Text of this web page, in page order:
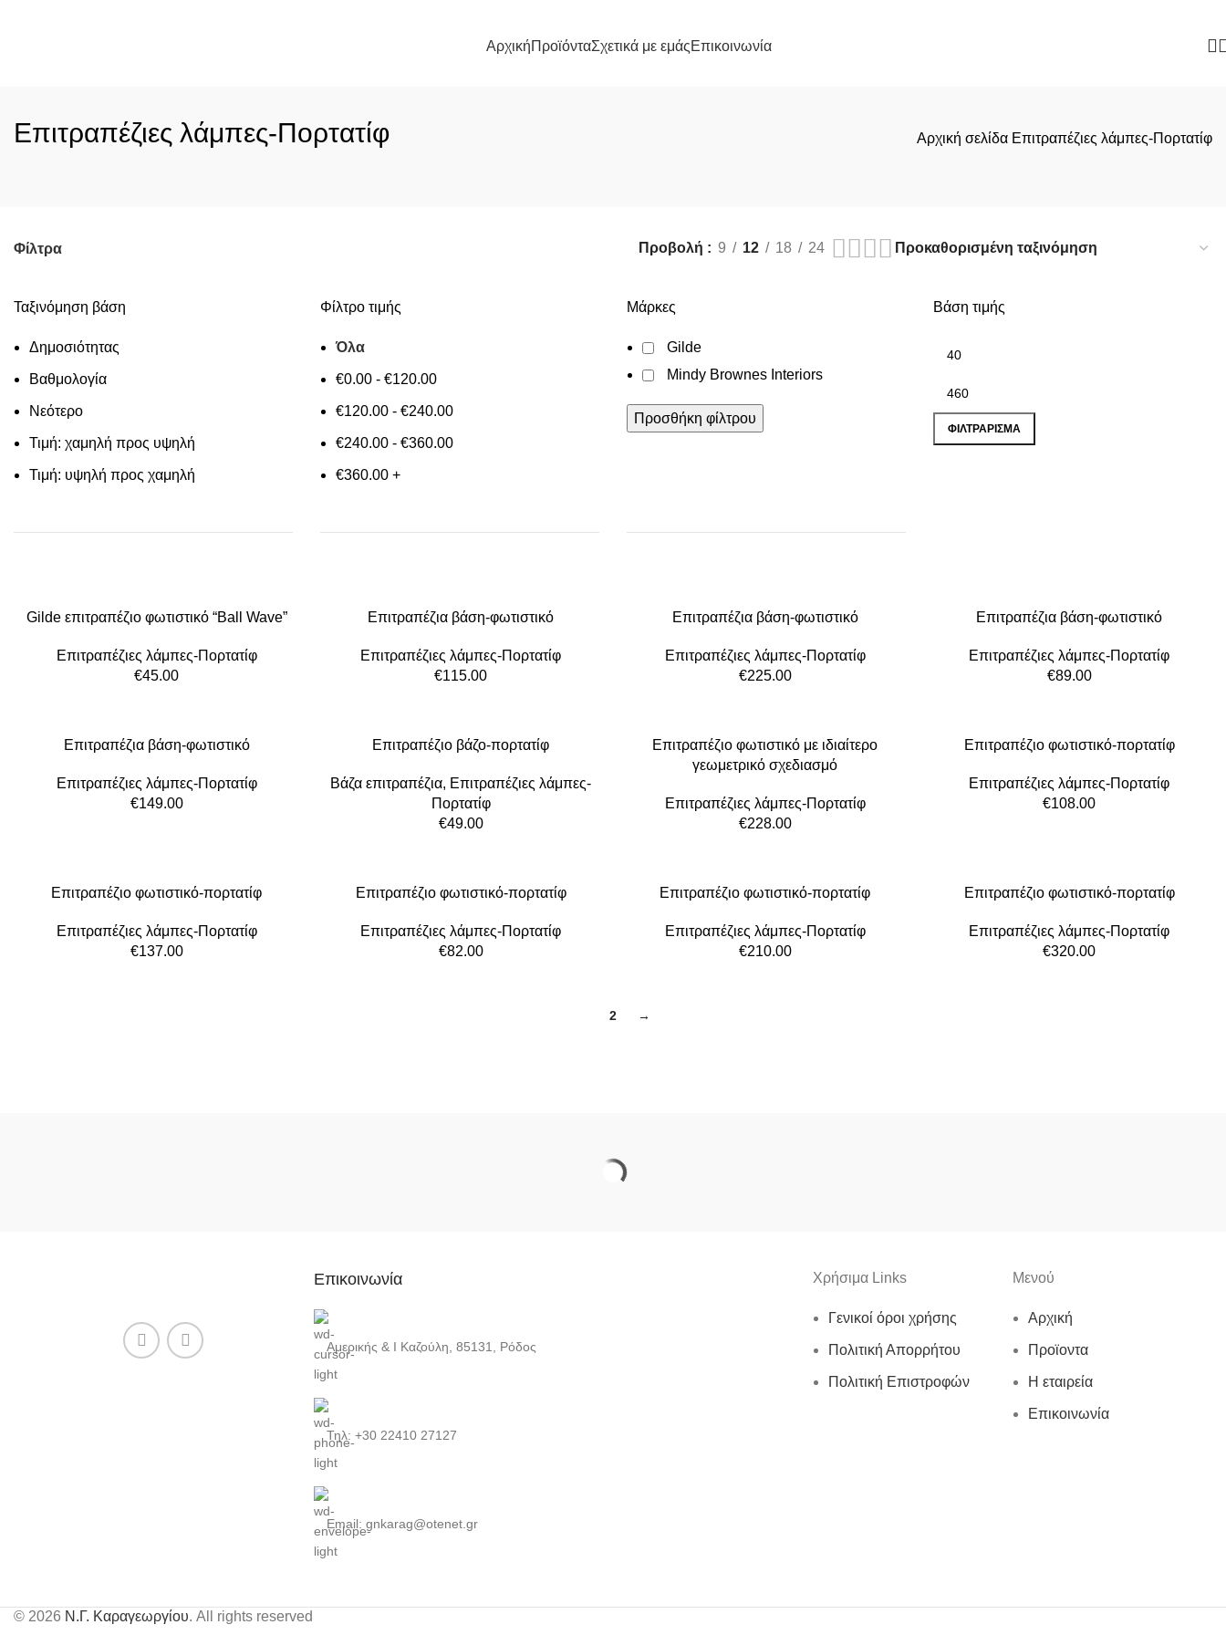
ΑρχικήΠροϊόνταΣχετικά με εμάςΕπικοινωνία
Επιτραπέζιες λάμπες-Πορτατίφ Αρχική σελίδα Επιτραπέζιες λάμπες-Πορτατίφ
Φίλτρα Προβολή 9 12 18 24
Ταξινόμηση βάση
Δημοσιότητας
Βαθμολογία
Νεότερο
Τιμή: χαμηλή προς υψηλή
Τιμή: υψηλή προς χαμηλή
Φίλτρο τιμής
Όλα
€0.00 - €120.00
€120.00 - €240.00
€240.00 - €360.00
€360.00 +
Μάρκες
Gilde
Mindy Brownes Interiors
Προσθήκη φίλτρου
Βάση τιμής
Ελάχιστη
τιμή
Μέγιστη
τιμήΦΙΛΤΡΆΡΙΣΜΑ
Gilde επιτραπέζιο φωτιστικό “Ball Wave”
Επιτραπέζιες λάμπες-Πορτατίφ
€45.00
Επιτραπέζια βάση-φωτιστικό
Επιτραπέζιες λάμπες-Πορτατίφ
€115.00
Επιτραπέζια βάση-φωτιστικό
Επιτραπέζιες λάμπες-Πορτατίφ
€225.00
Επιτραπέζια βάση-φωτιστικό
Επιτραπέζιες λάμπες-Πορτατίφ
€89.00
Επιτραπέζια βάση-φωτιστικό
Επιτραπέζιες λάμπες-Πορτατίφ
€149.00
Επιτραπέζιο βάζο-πορτατίφ
Βάζα επιτραπέζια, Επιτραπέζιες λάμπες-
Πορτατίφ
€49.00
Επιτραπέζιο φωτιστικό με ιδιαίτερο
γεωμετρικό σχεδιασμό
Επιτραπέζιες λάμπες-Πορτατίφ
€228.00
Επιτραπέζιο φωτιστικό-πορτατίφ
Επιτραπέζιες λάμπες-Πορτατίφ
€108.00
Επιτραπέζιο φωτιστικό-πορτατίφ
Επιτραπέζιες λάμπες-Πορτατίφ
€137.00
Επιτραπέζιο φωτιστικό-πορτατίφ
Επιτραπέζιες λάμπες-Πορτατίφ
€82.00
Επιτραπέζιο φωτιστικό-πορτατίφ
Επιτραπέζιες λάμπες-Πορτατίφ
€210.00
Επιτραπέζιο φωτιστικό-πορτατίφ
Επιτραπέζιες λάμπες-Πορτατίφ
€320.00
2 →
Επικοινωνία
Αμερικής & Ι Καζούλη, 85131, Ρόδος
Τηλ: +30 22410 27127
Email: gnkarag@otenet.gr
Χρήσιμα Links
Γενικοί όροι χρήσης
Πολιτική Απορρήτου
Πολιτική Επιστροφών
Μενού
Αρχική
Προϊοντα
Η εταιρεία
Επικοινωνία
© 2026 Ν.Γ. Καραγεωργίου. All rights reserved